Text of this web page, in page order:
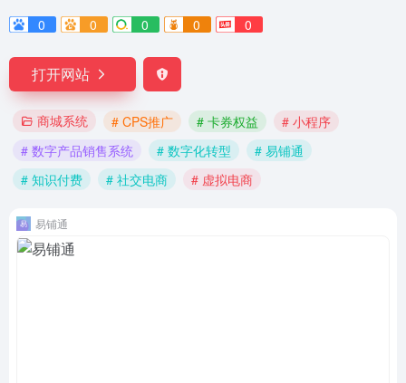
0
0 0 0 0
打开网站
商城系统 # CPS推广 # 卡券权益
# 小程序
# 数字产品销售系统
# 数字化转型
# 易铺通
# 知识付费
# 社交电商 # 虚拟电商
易铺通